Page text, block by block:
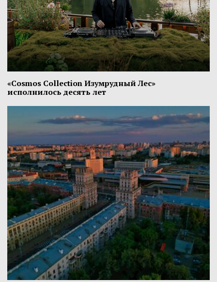
«Cosmos Collection Изумрудный Лес»
исполнилось десять лет